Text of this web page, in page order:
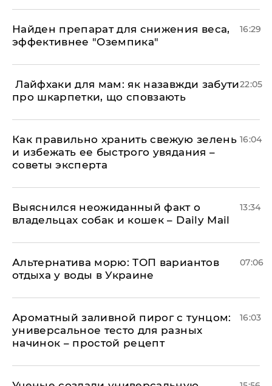
Найден препарат для снижения веса,
эффективнее "Оземпика"
16:29
​ Лайфхаки для мам: як назавжди забути
про шкарпетки, що сповзають
22:05
Как правильно хранить свежую зелень
и избежать ее быстрого увядания –
советы эксперта
16:04
Выяснился неожиданный факт о
владельцах собак и кошек – Daily Mail
13:34
Альтернатива морю: ТОП вариантов
отдыха у воды в Украине
07:06
Ароматный заливной пирог с тунцом:
универсальное тесто для разных
начинок – простой рецепт
16:03